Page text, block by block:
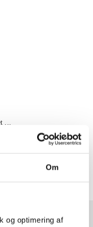
Om
og optimering af
...